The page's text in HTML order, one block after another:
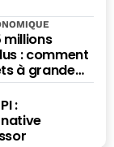
millions
: comment
à grande
: